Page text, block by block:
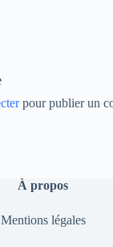
pour publier un
À propos
Mentions légales